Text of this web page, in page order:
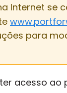
Internet se
para
acesso